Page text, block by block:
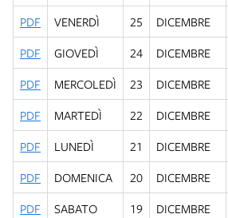
PDF
VENERDÌ 25 DICEMBRE
PDF
GIOVEDÌ 24 DICEMBRE
PDF
MERCOLEDÌ 23 DICEMBRE
PDF
MARTEDÌ 22 DICEMBRE
PDF
LUNEDÌ 21 DICEMBRE
PDF
DOMENICA 20 DICEMBRE
PDF
SABATO 19 DICEMBRE